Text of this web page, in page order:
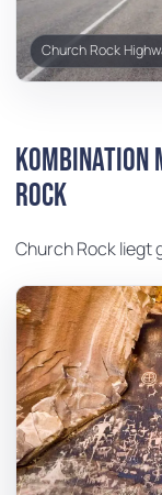
Church Rock
Kombination
Rock
Church Rock liegt